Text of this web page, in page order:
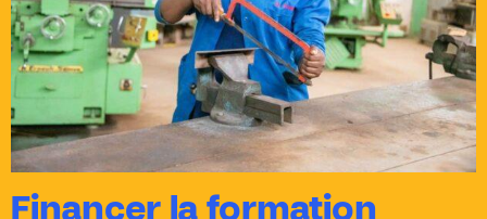
Financer la formation